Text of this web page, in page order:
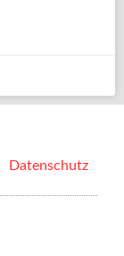
Datenschutz